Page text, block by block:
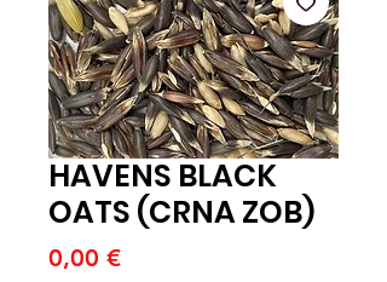
HAVENS BLACK
OATS (CRNA ZOB)
0,00 €Cijena